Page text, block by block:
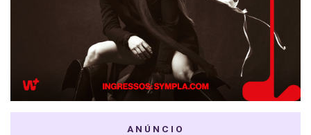
ANÚNCIO